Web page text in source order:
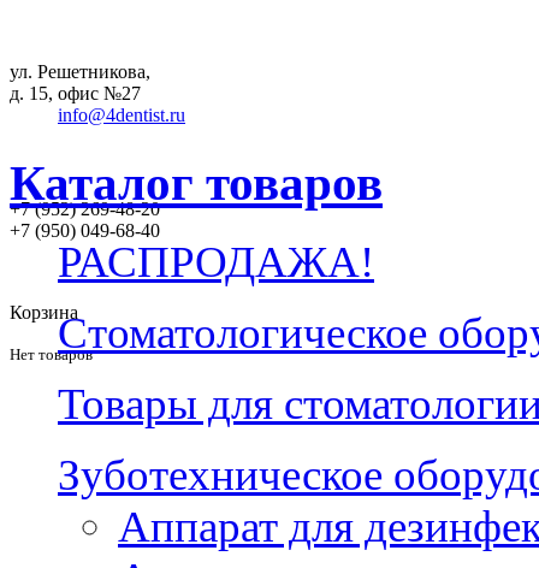
ул. Решетникова,
д. 15, офис №27
info@4dentist.ru
+7 (952) 269-48-20
‪+7 (950) 049-68-40
Корзина
Нет товаров
Каталог товаров
РАСПРОДАЖА!
Стоматологическое
Товары для
Зуботехническое
Аппарат для